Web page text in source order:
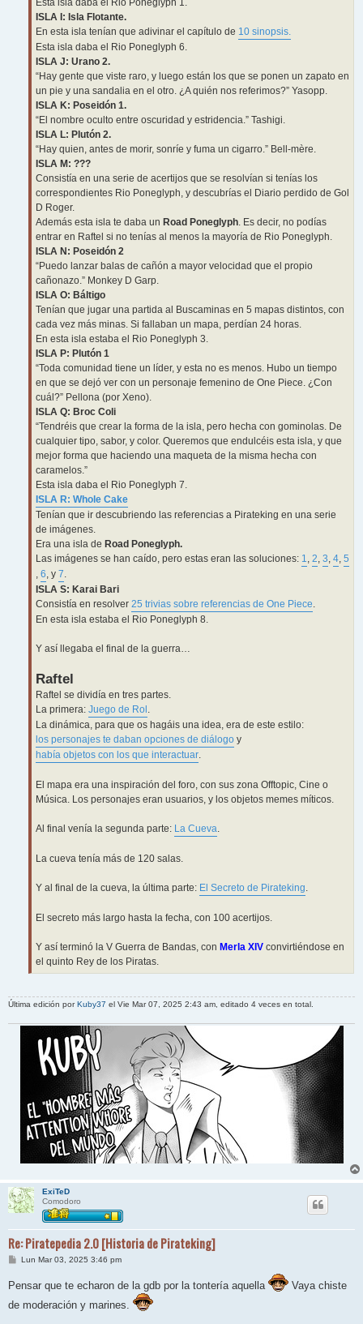
Esta isla daba el Rio Poneglyph 1.
ISLA I: Isla Flotante.
En esta isla tenían que adivinar el capítulo de 10 sinopsis.
Esta isla daba el Rio Poneglyph 6.
ISLA J: Urano 2.
“Hay gente que viste raro, y luego están los que se ponen un zapato en
un pie y una sandalia en el otro. ¿A quién nos referimos?” Yasopp.
ISLA K: Poseidón 1.
“El nombre oculto entre oscuridad y estridencia.” Tashigi.
ISLA L: Plutón 2.
“Hay quien, antes de morir, sonríe y fuma un cigarro.” Bell-mère.
ISLA M: ???
Consistía en una serie de acertijos que se resolvían si tenías los
correspondientes Rio Poneglyph, y descubrías el Diario perdido de Gol
D Roger.
Además esta isla te daba un Road Poneglyph. Es decir, no podías
entrar en Raftel si no tenías al menos la mayoría de Rio Poneglyph.
ISLA N: Poseidón 2
“Puedo lanzar balas de cañón a mayor velocidad que el propio
cañonazo.” Monkey D Garp.
ISLA O: Báltigo
Tenían que jugar una partida al Buscaminas en 5 mapas distintos, con
cada vez más minas. Si fallaban un mapa, perdían 24 horas.
En esta isla estaba el Rio Poneglyph 3.
ISLA P: Plutón 1
“Toda comunidad tiene un líder, y esta no es menos. Hubo un tiempo
en que se dejó ver con un personaje femenino de One Piece. ¿Con
cuál?” Pellona (por Xeno).
ISLA Q: Broc Coli
“Tendréis que crear la forma de la isla, pero hecha con gominolas. De
cualquier tipo, sabor, y color. Queremos que endulcéis esta isla, y que
mejor forma que haciendo una maqueta de la misma hecha con
caramelos.”
Esta isla daba el Rio Poneglyph 7.
ISLA R: Whole Cake
Tenían que ir descubriendo las referencias a Pirateking en una serie
de imágenes.
Era una isla de Road Poneglyph.
Las imágenes se han caído, pero estas eran las soluciones: 1, 2, 3, 4, 5
, 6, y 7.
ISLA S: Karai Bari
Consistía en resolver 25 trivias sobre referencias de One Piece.
En esta isla estaba el Rio Poneglyph 8.
Y así llegaba el final de la guerra…
Raftel
Raftel se dividía en tres partes.
La primera: Juego de Rol .
La dinámica, para que os hagáis una idea, era de este estilo:
los personajes te daban opciones de diálogo y
había objetos con los que interactuar.
El mapa era una inspiración del foro, con sus zona Offtopic, Cine o
Música. Los personajes eran usuarios, y los objetos memes míticos.
Al final venía la segunda parte: La Cueva.
La cueva tenía más de 120 salas.
Y al final de la cueva, la última parte: El Secreto de Pirateking.
El secreto más largo hasta la fecha, con 100 acertijos.
Y así terminó la V Guerra de Bandas, con Merla XIV convirtiéndose en
el quinto Rey de los Piratas.
Última edición porKuby37 el Vie Mar 07, 2025 2:43 am, editado 4 veces en total.
ExiTeD
Comodoro
Re: Piratepedia 2.0 [Historia de Pirateking]
M
s
j
Lun Mar 03, 2025 3:46 pm
Pensar que te echaron de la gdb por la tontería aquella
Vaya chiste
de moderación y marines.